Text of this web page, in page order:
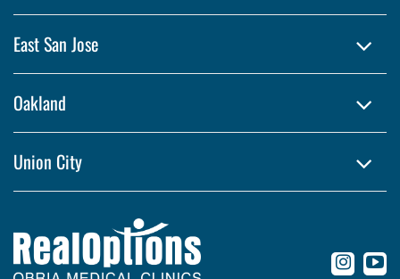
East San Jose
Oakland
Union City